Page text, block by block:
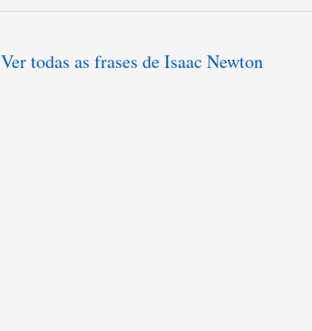
Ver todas as frases de Isaac Newton